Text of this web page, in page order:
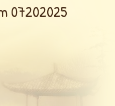
07202025